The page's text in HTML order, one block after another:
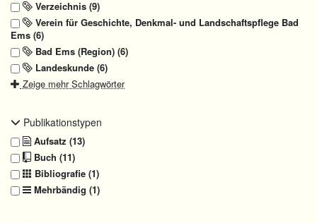
Verzeichnis (9)
Verein für Geschichte, Denkmal- und Landschaftspflege Bad
Ems (6)
Bad Ems (Region) (6)
Landeskunde (6)
Zeige mehr Schlagwörter
Publikationstypen
Aufsatz (13)
Buch (11)
Bibliografie (1)
Mehrbändig (1)